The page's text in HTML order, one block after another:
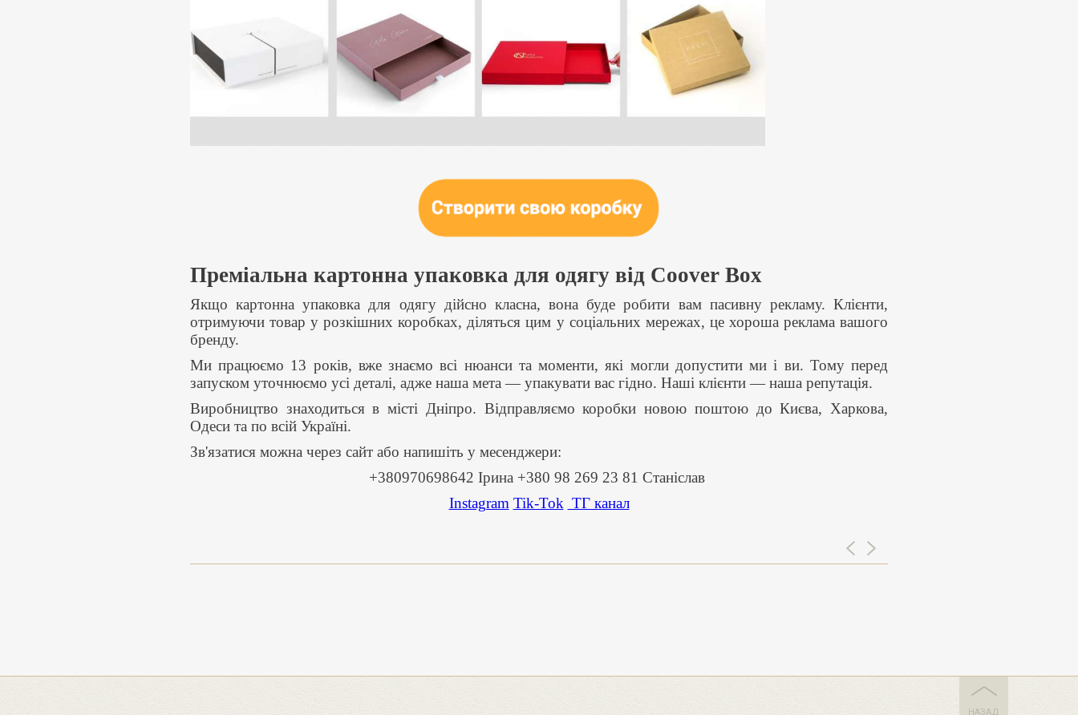
Преміальна картонна упаковка для одягу від Coover Box
Якщо картонна упаковка для одягу дійсно класна, вона буде робити вам пасивну рекламу. Клієнти,
отримуючи товар у розкішних коробках, діляться цим у соціальних мережах, це хороша реклама вашого
бренду.
Ми працюємо 13 років, вже знаємо всі нюанси та моменти, які могли допустити ми і ви. Тому перед
запуском уточнюємо усі деталі, адже наша мета — упакувати вас гідно. Наші клієнти — наша репутація.
Виробництво знаходиться в місті Дніпро. Відправляємо коробки новою поштою до Києва, Харкова,
Одеси та по всій Україні.
Зв'язатися можна через сайт або напишіть у месенджери:
+380970698642 Ірина +380 98 269 23 81 Станіслав
Instagram Tik-Tok ТГ канал
НАЗАД